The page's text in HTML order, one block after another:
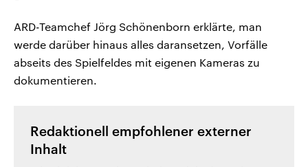
ARD-Teamchef Jörg Schönenborn erklärte, man
werde darüber hinaus alles daransetzen, Vorfälle
abseits des Spielfeldes mit eigenen Kameras zu
dokumentieren.
Redaktionell empfohlener externer
Inhalt